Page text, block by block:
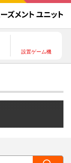
設置ゲーム機